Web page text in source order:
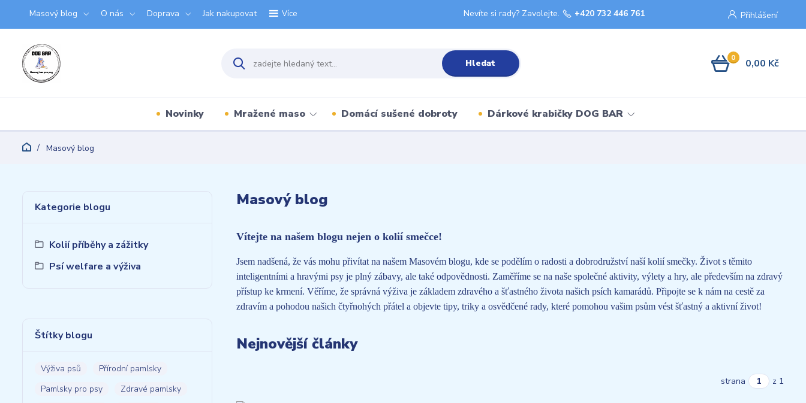
Masový blog O nás Doprava Jak nakupovat Více Přihlášení
Hledat
Nevíte si rady? Zavolejte. +420 732 446 761
0 0,00 Kč
Novinky Mražené maso Domácí sušené dobroty Dárkové krabičky DOG BAR
Masový blog
Kategorie blogu
Kolií příběhy a zážitky
Psí welfare a výživa
Štítky blogu
Výživa psů
Přírodní pamlsky
Pamlsky pro psy
Zdravé pamlsky
Masový blog
Vítejte na našem blogu nejen o kolií smečce!
Jsem nadšená, že vás mohu přivítat na našem Masovém blogu, kde se podělím o radosti a dobrodružství naší kolií smečky. Život s těmito
inteligentními a hravými psy je plný zábavy, ale také odpovědnosti. Zaměříme se na naše společné aktivity, výlety a hry, ale především na zdravý
přístup ke krmení. Věříme, že správná výživa je základem zdravého a šťastného života našich psích kamarádů. Připojte se k nám na cestě za
zdravím a pohodou našich čtyřnohých přátel a objevte tipy, triky a osvědčené rady, které pomohou vašim psům vést šťastný a aktivní život!
Nejnovější články
strana z 1